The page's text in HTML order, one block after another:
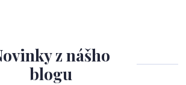
z nášho
blogu